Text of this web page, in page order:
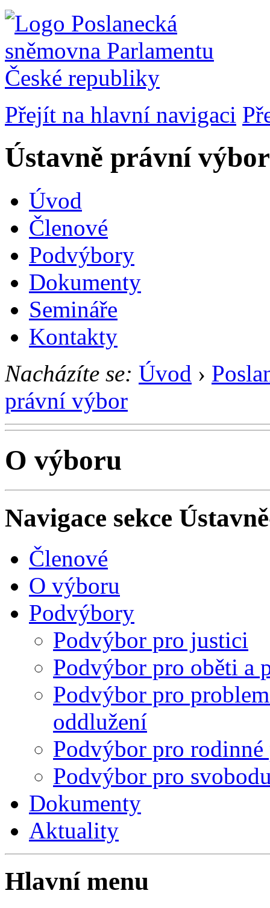
Přejít na hlavní navigaci
Ústavně právní výbor
Úvod
Členové
Podvýbory
Dokumenty
Semináře
Kontakty
Nacházíte se: Úvod ›
právní výbor
O výboru
Navigace sekce
Členové
O výboru
Podvýbory
Podvýbor pro justici
Podvýbor pro oběti a
Podvýbor pro
oddlužení
Podvýbor pro
Podvýbor pro
Dokumenty
Aktuality
Hlavní menu